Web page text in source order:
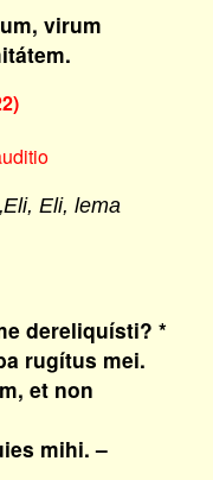
virum
Eli, lema
dereliquísti? *
rugítus mei.
et non
mihi. –